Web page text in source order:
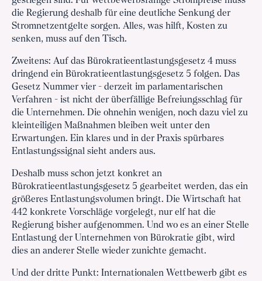
die Regierung deshalb für eine deutliche Senkung der
Stromnetzentgelte sorgen. Alles, was hilft, Kosten zu
senken, muss auf den Tisch.
Zweitens: Auf das Bürokratieentlastungsgesetz 4 muss
dringend ein Bürokratieentlastungsgesetz 5 folgen. Das
Gesetz Nummer vier - derzeit im parlamentarischen
Verfahren - ist nicht der überfällige Befreiungsschlag für
die Unternehmen. Die ohnehin wenigen, noch dazu viel zu
kleinteiligen Maßnahmen bleiben weit unter den
Erwartungen. Ein klares und in der Praxis spürbares
Entlastungssignal sieht anders aus.
Deshalb muss schon jetzt konkret an
Bürokratieentlastungsgesetz 5 gearbeitet werden, das ein
größeres Entlastungsvolumen bringt. Die Wirtschaft hat
442 konkrete Vorschläge vorgelegt, nur elf hat die
Regierung bisher aufgenommen. Und wo es an einer Stelle
Entlastung der Unternehmen von Bürokratie gibt, wird
dies an anderer Stelle wieder zunichte gemacht.
Und der dritte Punkt: Internationalen Wettbewerb gibt es